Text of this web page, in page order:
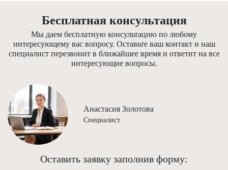
Бесплатная консультация
Мы даем бесплатную консультацию по любому
интересующему вас вопросу. Оставьте ваш контакт и наш
специалист перезвонит в ближайшее время и ответит на все
интересующие вопросы.
Анастасия Золотова
Специалист
Оставить заявку заполнив форму: